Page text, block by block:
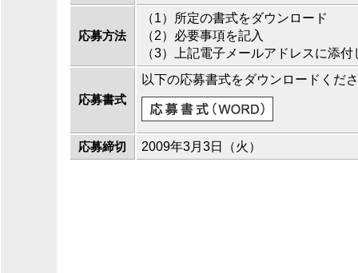
応募方法
（1）所定の書式をダウンロード
（2）必要事項を記入
（3）上記電子メールアドレスに添付
応募書式
以下の応募書式をダウンロードくだ
応募締切 2009年3月3日（火）